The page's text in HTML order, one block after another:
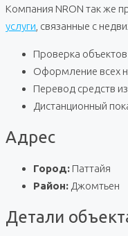
Компания NRON так же
услуги , связанные с
Проверка объектов
Оформление всех
Перевод средств
Дистанционный
Адрес
Город: Паттайя
Район: Джомтьен
Детали